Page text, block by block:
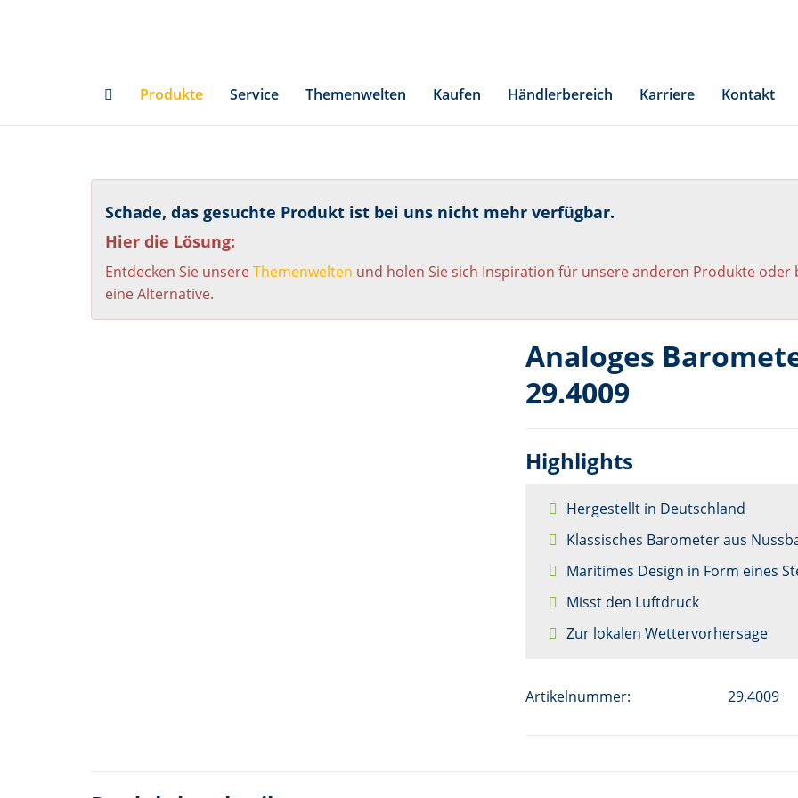
Produkte
Service Themenwelten Kaufen Händlerbereich Karriere Kontakt
Schade, das gesuchte Produkt ist bei uns nicht mehr verfügbar.
Hier die Lösung:
Entdecken Sie unsereThemenwelten und holen Sie sich Inspiration für unsere anderen Produkte oder
eine Alternative.
Analoges
29.4009
Highlights
Hergestellt in Deutschland
Klassisches Barometer aus
Maritimes Design in Form eines
Misst den Luftdruck
Zur lokalen Wettervorhersage
Artikelnummer: 29.4009